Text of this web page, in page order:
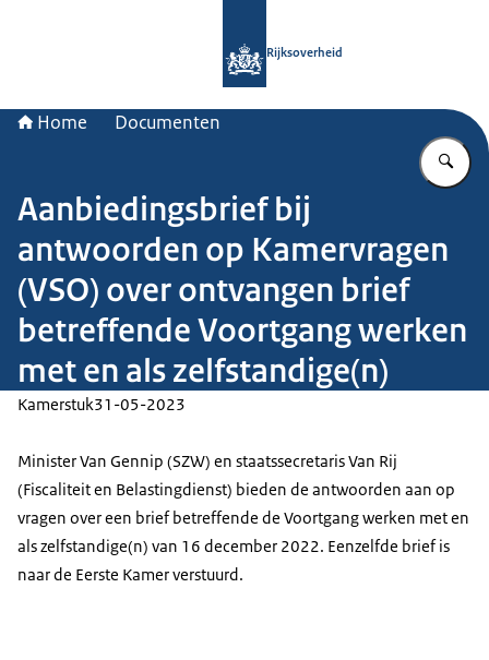
Rijksoverheid
Home Documenten
Aanbiedingsbrief bij
antwoorden op Kamervragen
(VSO) over ontvangen brief
betreffende Voortgang werken
met en als zelfstandige(n)
Kamerstuk31-05-2023
Minister Van Gennip (SZW) en staatssecretaris Van Rij
(Fiscaliteit en Belastingdienst) bieden de antwoorden aan op
vragen over een brief betreffende de Voortgang werken met en
als zelfstandige(n) van 16 december 2022. Eenzelfde brief is
naar de Eerste Kamer verstuurd.